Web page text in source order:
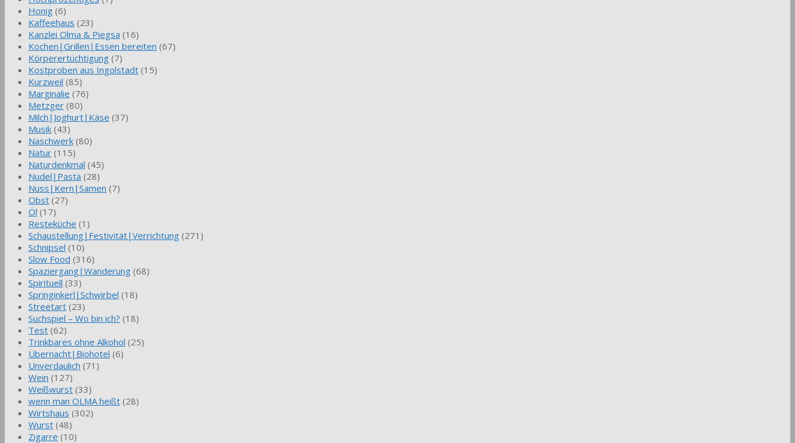
Honig (6)
Kaffeehaus (23)
Kanzlei Olma & Piegsa (16)
Kochen|Grillen|Essen bereiten (67)
Körperertüchtigung (7)
Kostproben aus Ingolstadt (15)
Kurzweil (85)
Marginalie (76)
Metzger (80)
Milch|Joghurt|Käse (37)
Musik (43)
Naschwerk (80)
Natur (115)
Naturdenkmal (45)
Nudel|Pasta (28)
Nuss|Kern|Samen (7)
Obst (27)
Öl (17)
Resteküche (1)
Schaustellung|Festivität|Verrichtung (271)
Schnipsel (10)
Slow Food (316)
Spaziergang|Wanderung (68)
Spirituell (33)
Springinkerl|Schwirbel (18)
Streetart (23)
Suchspiel – Wo bin ich? (18)
Test (62)
Trinkbares ohne Alkohol (25)
Übernacht|Biohotel (6)
Unverdaulich (71)
Wein (127)
Weißwurst (33)
wenn man OLMA heißt (28)
Wirtshaus (302)
Wurst (48)
Zigarre (10)